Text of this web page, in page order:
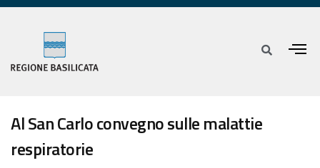
Al San Carlo convegno sulle malattie
respiratorie